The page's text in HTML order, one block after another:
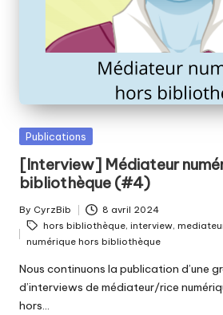
Posted
Publications
[Interview] Médiateur
bibliothèque (#4)
Posted
by
By CyrzBib
8 avril 2024
Tags:hors bibliothèque, interview,
numérique hors bibliothèque
Nous continuons la publication d’une
d’interviews de médiateur/rice
hors…